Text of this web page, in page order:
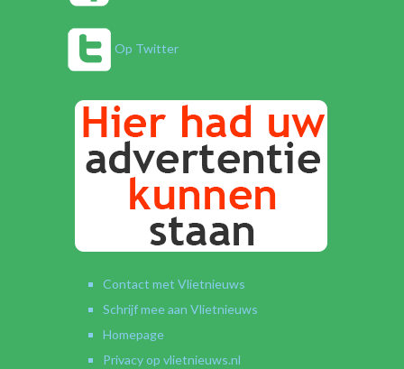
Op Twitter
Contact met Vlietnieuws
Schrijf mee aan Vlietnieuws
Homepage
Privacy op vlietnieuws.nl